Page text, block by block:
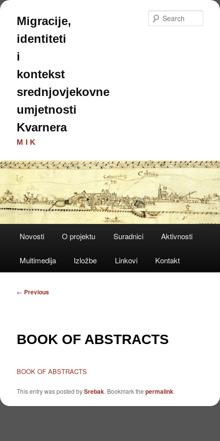
Skip
primary
content
Migracije,
identiteti
i
kontekst
srednjovjekovne
umjetnosti
Kvarnera
MIK
Novosti O projektu Suradnici Aktivnosti
Multimedija Izložbe Linkovi Kontakt
Post
← Previous
BOOK OF ABSTRACTS
BOOK OF ABSTRACTS
This entry was posted bySrebak. Bookmark thepermalink.